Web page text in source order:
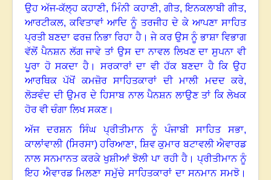
ਉਹ ਅੱਜ-ਕੱਲ੍ਹ ਕਹਾਣੀ,ਮਿੰਨੀ ਕਹਾਣੀ, ਗੀਤ,ਇਨਕਲਾਬੀ ਗੀਤ,
ਆਰਟੀਕਲ,ਕਵਿਤਾਵਾਂ ਆਦਿ ਨੂੰ ਤਰਜੀਹ ਦੇ ਕੇ ਆਪਣਾ ਸਾਹਿਤ
ਪ੍ਰਤੀ ਬਣਦਾ ਫਰਜ਼ ਨਿਭਾ ਰਿਹਾ ਹੈ।ਜੇ ਕਰ ਉਸ ਨੂੰ ਭਾਸ਼ਾ ਵਿਭਾਗ
ਵੱਲੋਂ ਪੈਨਸ਼ਨ ਲੱਗ ਜਾਵੇ ਤਾਂ ਉਸ ਦਾ ਨਾਵਲ ਲਿਖਣ ਦਾ ਸੁਪਨਾ ਵੀ
ਪੂਰਾ ਹੋ ਸਕਦਾ ਹੈ। ਸਰਕਾਰਾਂ ਦਾ ਵੀ ਹੱਕ ਬਣਦਾ ਹੈ ਕਿ ਉਹ
ਆਰਥਿਕ ਪੱਖੋਂ ਕਮਜ਼ੋਰ ਸਾਹਿਤਕਾਰਾਂ ਦੀ ਮਾਲੀ ਮਦਦ ਕਰੇ,
ਲੋੜਵੰਦ ਦੀ ਉਮਰ ਦੇ ਹਿਸਾਬ ਨਾਲ ਪੈਨਸ਼ਨ ਲਾਉਣ ਤਾਂ ਕਿ ਲੇਖਕ
ਹੋਰ ਵੀ ਚੰਗਾ ਲਿਖ ਸਕਣ।
ਅੱਜ ਦਰਸ਼ਨ ਸਿੰਘ ਪ੍ਰੀਤੀਮਾਨ ਨੂੰ ਪੰਜਾਬੀ ਸਾਹਿਤ ਸਭਾ,
ਕਾਲਾਂਵਾਲੀ (ਸਿਰਸਾ) ਹਰਿਆਣਾ, ਸ਼ਿਵ ਕੁਮਾਰ ਬਟਾਵਲੀ ਐਵਾਰਡ
ਨਾਲ ਸਨਮਾਨਤ ਕਰਕੇ ਖੁਸ਼ੀਆਂ ਝੋਲੀ ਪਾ ਰਹੀ ਹੈ ।ਪ੍ਰੀਤੀਮਾਨ ਨੂੰ
ਇਹ ਐਵਾਰਡ ਮਿਲਣਾ ਸਮੁੱਚੇ ਸਾਹਿਤਕਾਰਾਂ ਦਾ ਸਨਮਾਨ ਸਮਝੋ।